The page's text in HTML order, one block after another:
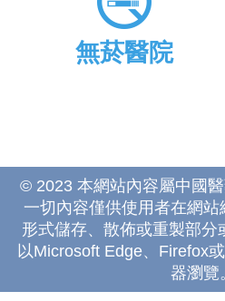
無菸醫院
© 2023 本網站內容屬中國
一切內容僅供使用者在網
形式儲存、散佈或重製部分
以Microsoft Edge、Firefox
器瀏覽